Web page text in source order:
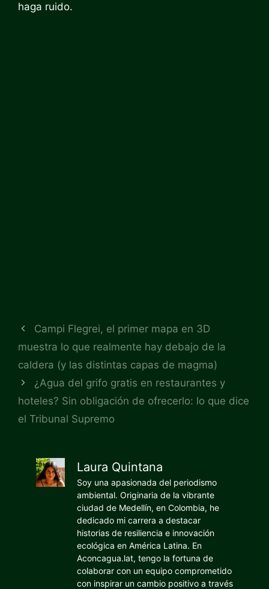
haga ruido.
Campi Flegrei, el primer mapa en 3D
muestra lo que realmente hay debajo de la
caldera (y las distintas capas de magma)
¿Agua del grifo gratis en restaurantes y
hoteles? Sin obligación de ofrecerlo: lo que dice
el Tribunal Supremo
Laura Quintana
Soy una apasionada del periodismo
ambiental. Originaria de la vibrante
ciudad de Medellín, en Colombia, he
dedicado mi carrera a destacar
historias de resiliencia e innovación
ecológica en América Latina. En
Aconcagua.lat, tengo la fortuna de
colaborar con un equipo comprometido
con inspirar un cambio positivo a través